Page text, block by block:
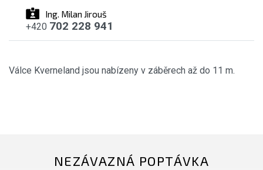
Ing. Milan Jirouš
+420 702 228 941
Válce Kverneland jsou nabízeny v záběrech až do 11 m.
NEZÁVAZNÁ POPTÁVKA